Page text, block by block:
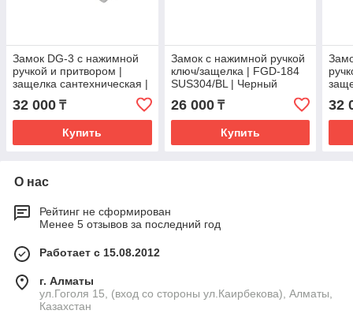
Замок DG-3 с нажимной
ручкой и притвором |
защелка сантехническая |
32 000 ₸
Купить
Замок с нажимной ручкой
ключ/защелка | FGD-184
SUS304/BL | Черный
26 000₸
Купить
32
О нас
Рейтинг не сформирован
Менее 5 отзывов за последний год
Работает с 15.08.2012
г. Алматы
ул.Гоголя 15, (вход со стороны ул.Каирбекова), Алматы,
Казахстан